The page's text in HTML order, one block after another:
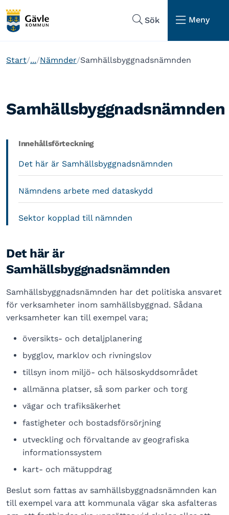
Sök
Meny
Start ... Nämnder Samhällsbyggnadsnämnden
Samhällsbyggnadsnämnden
Innehållsförteckning
Det här är Samhällsbyggnadsnämnden
Nämndens arbete med dataskydd
Sektor kopplad till nämnden
Det här är
Samhällsbyggnadsnämnden
Samhällsbyggnadsnämnden har det politiska ansvaret
för verksamheter inom samhällsbyggnad. Sådana
verksamheter kan till exempel vara;
översikts- och detaljplanering
bygglov, marklov och rivningslov
tillsyn inom miljö- och hälsoskyddsområdet
allmänna platser, så som parker och torg
vägar och trafiksäkerhet
fastigheter och bostadsförsörjning
utveckling och förvaltande av geografiska
informationssystem
kart- och mätuppdrag
Beslut som fattas av samhällsbyggnadsnämnden kan
till exempel vara att kommunala vägar ska asfalteras